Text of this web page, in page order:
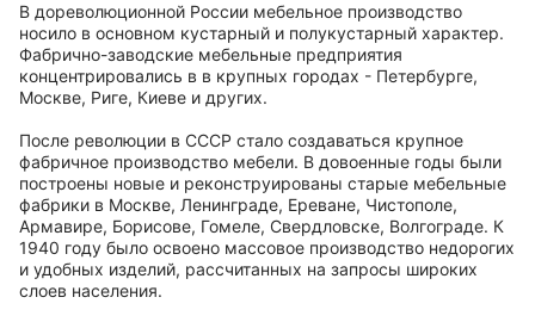
В дореволюционной России мебельное производство
носило в основном кустарный и полукустарный характер.
Фабрично-заводские мебельные предприятия
концентрировались в в крупных городах - Петербурге,
Москве, Риге, Киеве и других.
После революции в СССР стало создаваться крупное
фабричное производство мебели. В довоенные годы были
построены новые и реконструированы старые мебельные
фабрики в Москве, Ленинграде, Ереване, Чистополе,
Армавире, Борисове, Гомеле, Свердловске, Волгограде. К
1940 году было освоено массовое производство недорогих
и удобных изделий, рассчитанных на запросы широких
слоев населения.